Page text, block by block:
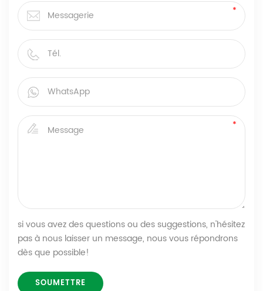
si vous avez des questions ou des suggestions, n'hésitez
pas à nous laisser un message, nous vous répondrons
dès que possible!